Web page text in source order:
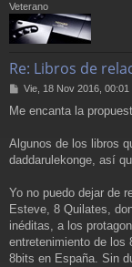
Veterano
Re: Libros de
M
n
a
j
Vie, 18 Nov 2016, 00:01
Me encanta la
Algunos de los libros
daddarulekonge, así
Yo no puedo dejar de
Esteve, 8 Quilates,
inéditas, a los
entretenimiento de los
8bits en España. Sin